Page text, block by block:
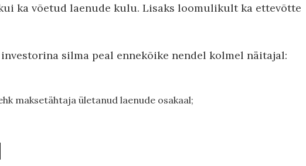
ka võetud laenude kulu. Lisaks loomulikult ka ettevõtte
silma peal ennekõike nendel kolmel näitajal:
maksetähtaja ületanud laenude osakaal;